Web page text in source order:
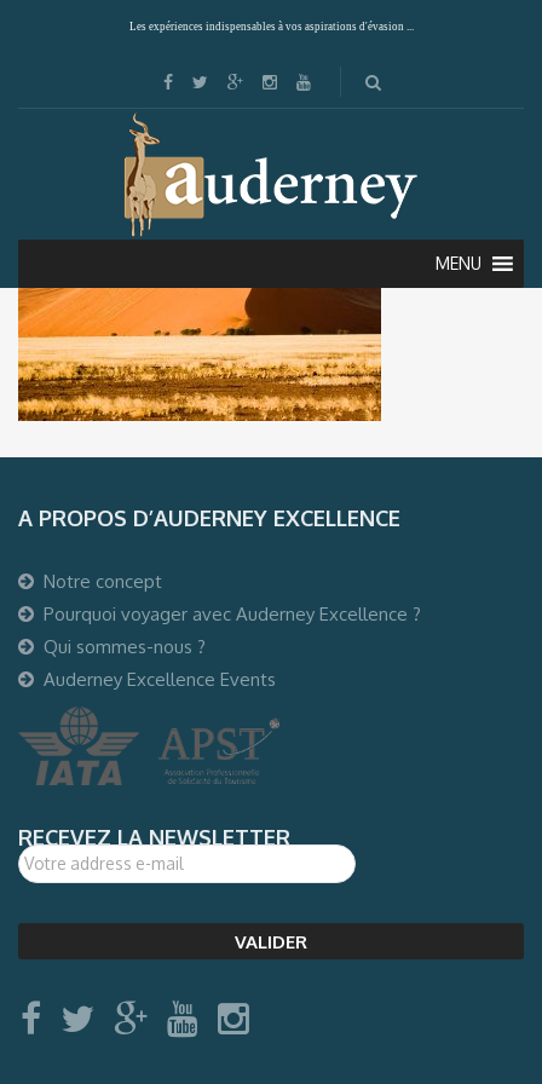
Les expériences indispensables à vos aspirations d'évasion ...
MENU
A PROPOS D’AUDERNEY EXCELLENCE
Notre concept
Pourquoi voyager avec Auderney Excellence ?
Qui sommes-nous ?
Auderney Excellence Events
RECEVEZ LA NEWSLETTER